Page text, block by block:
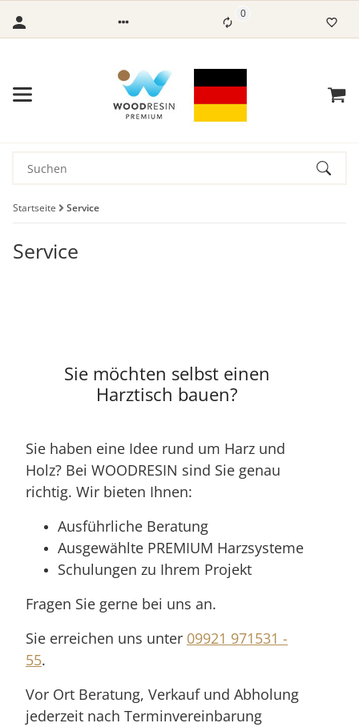
0
Startseite Service
Service
Sie möchten selbst einen
Harztisch bauen?
Sie haben eine Idee rund um Harz und
Holz? Bei WOODRESIN sind Sie genau
richtig. Wir bieten Ihnen:
Ausführliche Beratung
Ausgewählte PREMIUM Harzsysteme
Schulungen zu Ihrem Projekt
Fragen Sie gerne bei uns an.
Sie erreichen uns unter 09921 971531 -
55.
Vor Ort Beratung, Verkauf und Abholung
jederzeit nach Terminvereinbarung